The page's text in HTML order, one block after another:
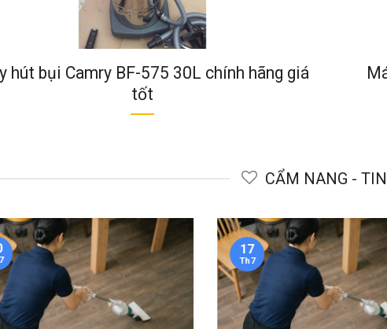
hút bụi Camry BF-575 30L chính hãng giá
tốt
CẨM NANG -
17
Th7